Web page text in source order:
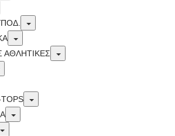
Toggle
Toggle
ΑΘΛΗΤΙΚΕΣ
Toggle
Toggle
Toggle
Toggle
Toggle